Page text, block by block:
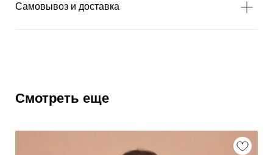
Самовывоз и доставка
Смотреть еще